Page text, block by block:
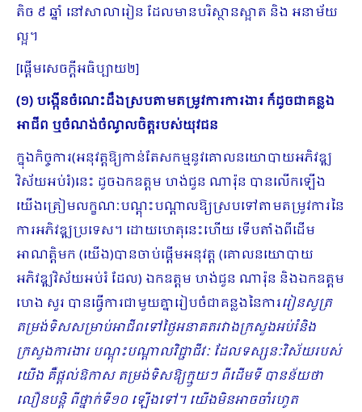
តិច ៩ ឆ្នាំ នៅសាលារៀន ដែលមានបរិស្ថានស្អាត និង អនាម័យ
ល្អ។
[ផ្ដើមសេចក្ដីអធិប្បាយ២]
(១) បង្កើនចំណេះដឹងស្របតាមតម្រូវការការងារ ក៏ដូចជាគន្លង
អាជីព ឬចំណង់ចំណូលចិត្តរបស់យុវជន
ក្នុងកិច្ចការ(អនុវត្តឱ្យកាន់តែសកម្មនូវគោលនយោបាយអភិវឌ្ឍ
វិស័យអប់រំ)នេះ ដូចឯកឧត្តម ហង់ជួន ណារ៉ុន បានលើកឡើង
យើងត្រៀមលក្ខណៈបណ្ដុះបណ្ដាលឱ្យស្របទៅតាមតម្រូវការនៃ
ការអភិវឌ្ឍប្រទេស។ ដោយហេតុនេះហើយ ទើបតាំងពីដើម
អាណត្តិមក (យើង)បានចាប់ផ្ដើមអនុវត្ត (គោលនយោបាយ
អភិវឌ្ឍវិស័យអប់រំ ដែល) ​ឯកឧត្តម ហង់ជួន ណារ៉ុន និងឯកឧត្តម
ហេង សួរ បានធ្វើការជាមួយគ្នារៀបចំជាគន្លងនៃការរៀនសូត្រ
តម្រង់ទិសសម្រាប់អាជីពទៅថ្ងៃអនាគតរវាងក្រសួងអប់រំនិង
ក្រសួងការងារ បណ្ដុះបណ្ដាលវិជ្ជាជីវៈ ដែលទស្សនៈវិស័យរបស់
យើង គឺផ្ដល់ឱកាស តម្រង់ទិសឱ្យក្មួយៗ ពីដើមទី បានន័យថា
លឿនបន្តិ ពីថ្នាក់ទី១០ ឡើងទៅ។ យើងមិនអាចចាំរហូត